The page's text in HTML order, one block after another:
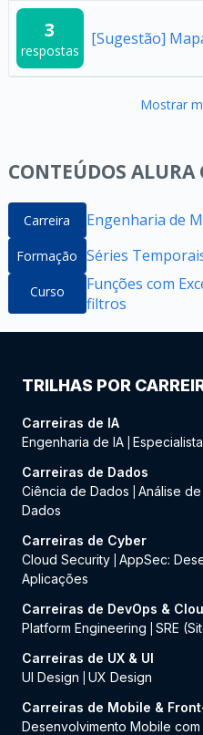
3
respostas
[Sugestão]
Mostrar
CONTEÚDOS
Carreira Engenharia de
Formação Séries
Curso
Funções com
filtros
TRILHAS POR
Carreiras de IA
Engenharia de IA
Carreiras de Dados
Ciência de Dados
Análise
Dados
Carreiras de Cyber
Cloud Security AppSec:
Aplicações
Carreiras de DevOps &
Platform Engineering
SRE
Carreiras de UX & UI
UI Design
UX Design
Carreiras de Mobile &
Desenvolvimento Mobile com